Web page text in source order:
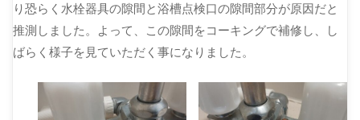
り恐らく水栓器具の隙間と浴槽点検口の隙間部分が原因だと
推測しました。よって、この隙間をコーキングで補修し、し
ばらく様子を見ていただく事になりました。